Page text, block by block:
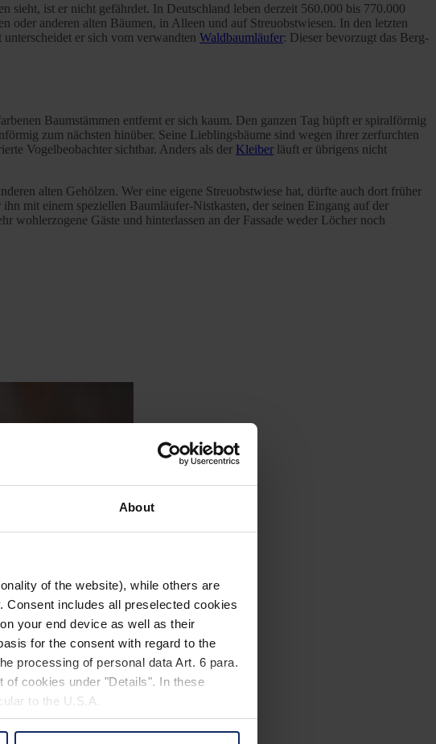
About
of the website), while others are
Consent includes all preselected cookies
your end device as well as their
for the consent with regard to the
processing of personal data Art. 6 para.
of cookies under "Details". In these
to the U.S.A.
sieht, ist er nicht gefährdet. In Deutschland leben derzeit 560.000 bis 770.000
oder anderen alten Bäumen, in Alleen und auf Streuobstwiesen. In den letzten
er sich vom verwandten Waldbaumläufer: Dieser bevorzugt das Berg-
Baumstämmen entfernt er sich kaum. Den ganzen Tag hüpft er spiralförmig
zum nächsten hinüber. Seine Lieblingsbäume sind wegen ihrer zerfurchten
Vogelbeobachter sichtbar. Anders als der Kleiber läuft er übrigens nicht
alten Gehölzen. Wer eine eigene Streuobstwiese hat, dürfte auch dort früher
mit einem speziellen Baumläufer-Nistkasten, der seinen Eingang auf der
wohlerzogene Gäste und hinterlassen an der Fassade weder Löcher noch